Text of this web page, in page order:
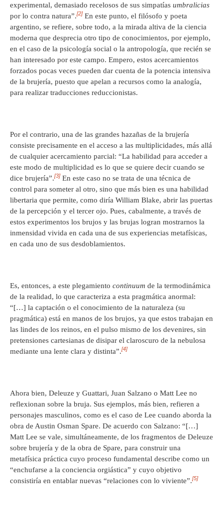
experimental, demasiado recelosos de sus simpatías umbralicias
por lo contra natura”.[2] En este punto, el filósofo y poeta
argentino, se refiere, sobre todo, a la mirada altiva de la ciencia
moderna que desprecia otro tipo de conocimientos, por ejemplo,
en el caso de la psicología social o la antropología, que recién se
han interesado por este campo. Empero, estos acercamientos
forzados pocas veces pueden dar cuenta de la potencia intensiva
de la brujería, puesto que apelan a recursos como la analogía,
para realizar traducciones reduccionistas.
Por el contrario, una de las grandes hazañas de la brujería
consiste precisamente en el acceso a las multiplicidades, más allá
de cualquier acercamiento parcial: “La habilidad para acceder a
este modo de multiplicidad es lo que se quiere decir cuando se
dice brujería”.[3] En este caso no se trata de una técnica de
control para someter al otro, sino que más bien es una habilidad
libertaria que permite, como diría William Blake, abrir las puertas
de la percepción y el tercer ojo. Pues, cabalmente, a través de
estos experimentos los brujos y las brujas logran mostrarnos la
inmensidad vivida en cada una de sus experiencias metafísicas,
en cada uno de sus desdoblamientos.
Es, entonces, a este plegamiento continuum de la termodinámica
de la realidad, lo que caracteriza a esta pragmática anormal:
“[…] la captación o el conocimiento de la naturaleza (su
pragmática) está en manos de los brujos, ya que estos trabajan en
las lindes de los reinos, en el pulso mismo de los devenires, sin
pretensiones cartesianas de disipar el claroscuro de la nebulosa
mediante una lente clara y distinta”.[4]
Ahora bien, Deleuze y Guattari, Juan Salzano o Matt Lee no
reflexionan sobre la bruja. Sus ejemplos, más bien, refieren a
personajes masculinos, como es el caso de Lee cuando aborda la
obra de Austin Osman Spare. De acuerdo con Salzano: “[…]
Matt Lee se vale, simultáneamente, de los fragmentos de Deleuze
sobre brujería y de la obra de Spare, para construir una
metafísica práctica cuyo proceso fundamental describe como un
“enchufarse a la conciencia orgiástica” y cuyo objetivo
consistiría en entablar nuevas “relaciones con lo viviente”.[5]